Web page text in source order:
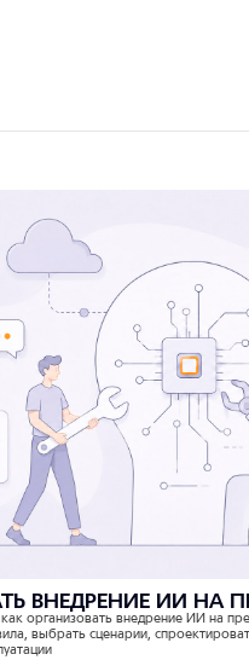
ВНЕДРЕНИЕ ИИ НА
организовать внедрение ИИ на
выбрать сценарии,